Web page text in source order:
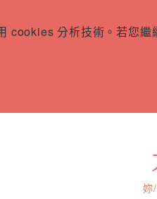
cookies 分析技術。若您
妳